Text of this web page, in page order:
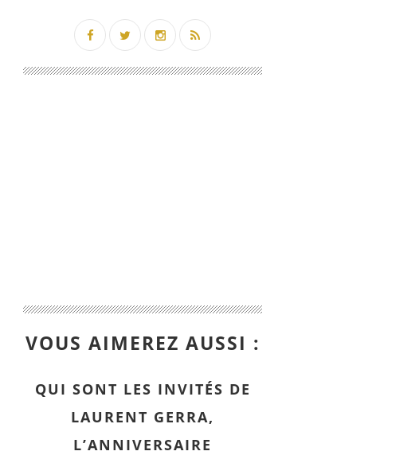
VOUS AIMEREZ AUSSI :
QUI SONT LES INVITÉS DE
LAURENT GERRA,
L’ANNIVERSAIRE